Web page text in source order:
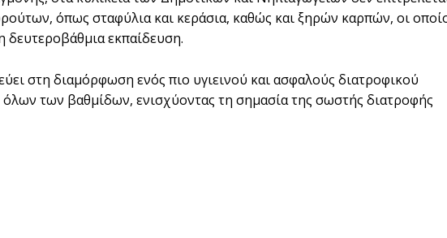
όπως σταφύλια και κεράσια, καθώς και ξηρών καρπών, οι
δευτεροβάθμια εκπαίδευση.
στη διαμόρφωση ενός πιο υγιεινού και ασφαλούς διατροφικού
όλων των βαθμίδων, ενισχύοντας τη σημασία της σωστής διατροφής